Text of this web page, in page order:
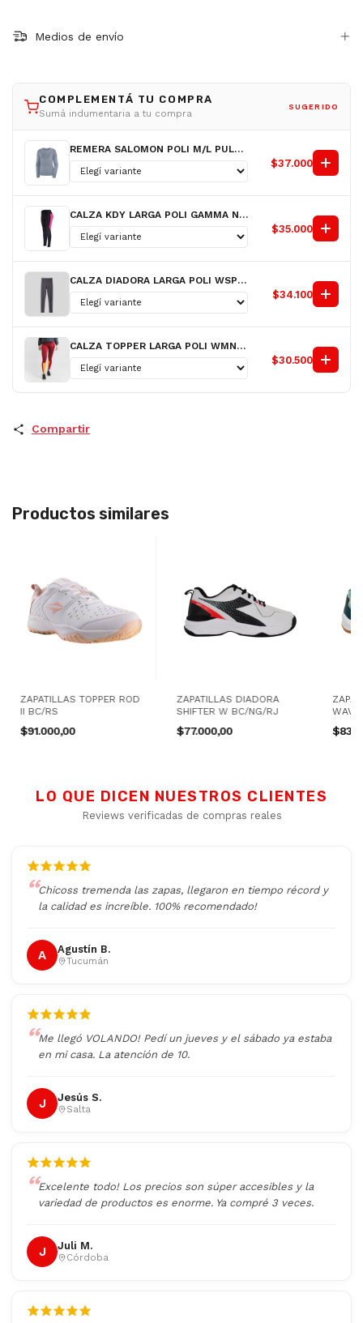
Medios de envío
COMPLEMENTÁ TU COMPRA
Sumá indumentaria a tu compra
SUGERIDO
REMERA SALOMON POLI M/L PULSAR LS AZ D
$37.000
CALZA KDY LARGA POLI GAMMA NG/FX D
$35.000
CALZA DIADORA LARGA POLI WSPOTLIGHT GR D
$34.100
CALZA TOPPER LARGA POLI WMNS CUTS II FX D
$30.500
Compartir
Productos similares
ZAPATILLAS TOPPER ROD
II BC/RS
$91.000,00
ZAPATILLAS DIADORA
SHIFTER W BC/NG/RJ
$77.000,00
LO QUE DICEN NUESTROS CLIENTES
Reviews verificadas de compras reales
Chicoss tremenda las zapas, llegaron en tiempo récord y
la calidad es increíble. 100% recomendado!
A Agustín B.
Tucumán
Me llegó VOLANDO! Pedí un jueves y el sábado ya estaba
en mi casa. La atención de 10.
J Jesús S.
Salta
Excelente todo! Los precios son súper accesibles y la
variedad de productos es enorme. Ya compré 3 veces.
J Juli M.
Córdoba